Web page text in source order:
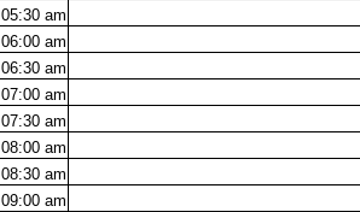
05:30 am
06:00 am
06:30 am
07:00 am
07:30 am
08:00 am
08:30 am
09:00 am